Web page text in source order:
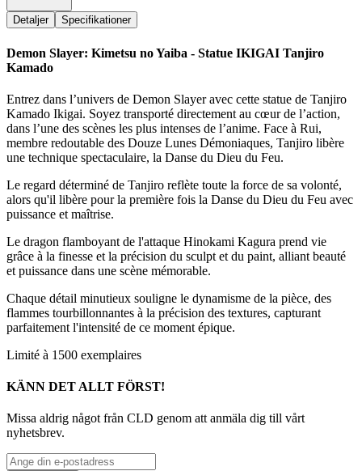
Detaljer Specifikationer
Demon Slayer: Kimetsu no Yaiba - Statue IKIGAI Tanjiro
Kamado
Entrez dans l’univers de Demon Slayer avec cette statue de Tanjiro
Kamado Ikigai. Soyez transporté directement au cœur de l’action,
dans l’une des scènes les plus intenses de l’anime. Face à Rui,
membre redoutable des Douze Lunes Démoniaques, Tanjiro libère
une technique spectaculaire, la Danse du Dieu du Feu.
Le regard déterminé de Tanjiro reflète toute la force de sa volonté,
alors qu'il libère pour la première fois la Danse du Dieu du Feu avec
puissance et maîtrise.
Le dragon flamboyant de l'attaque Hinokami Kagura prend vie
grâce à la finesse et la précision du sculpt et du paint, alliant beauté
et puissance dans une scène mémorable.
Chaque détail minutieux souligne le dynamisme de la pièce, des
flammes tourbillonnantes à la précision des textures, capturant
parfaitement l'intensité de ce moment épique.
Limité à 1500 exemplaires
KÄNN DET ALLT FÖRST!
Missa aldrig något från CLD genom att anmäla dig till vårt
nyhetsbrev.